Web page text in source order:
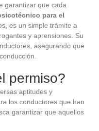
garantizar que cada
para el
es un simple trámite a
y aprensiones. Su
asegurando que
permiso?
aptitudes y
los conductores que han
garantizar que aquellos